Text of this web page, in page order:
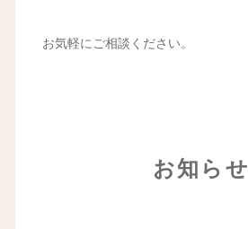
お気軽にご相談ください。
お知らせ